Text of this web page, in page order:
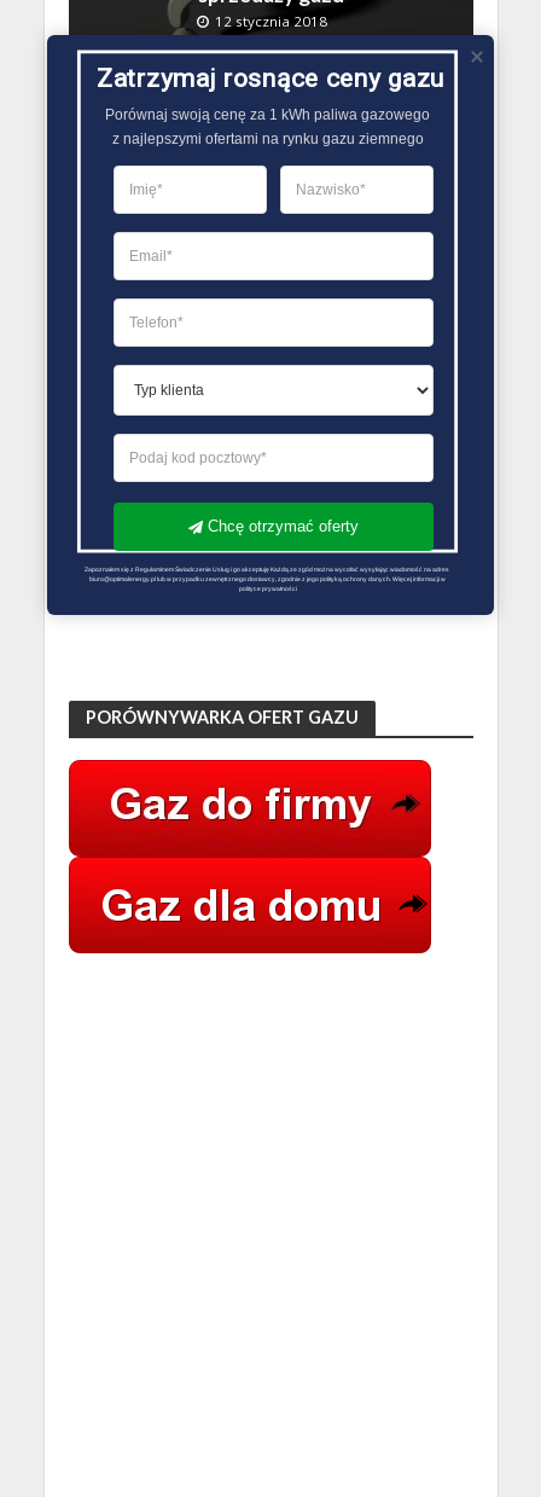
12 stycznia 2018
BEZ KATEGORII
Ile prądu zużywa dom?
12 stycznia 2018
Redakcja Zmiana Sprzedawcy Gazu
BEZ KATEGORII
12 lipca 2017
PORÓWNYWARKA OFERT GAZU
Zatrzymaj rosnące ceny gazu
Porównaj swoją cenę za 1 kWh paliwa gazowego
z najlepszymi ofertami na rynku gazu ziemnego
Chcę otrzymać oferty
Zapoznałem się z Regulaminem Świadczenie Usług i go akceptuję Każdą ze zgód można wycofać wysyłając wiadomość na adres
biuro@optimalenergy.pl lub w przypadku zewnętrznego dostawcy, zgodnie z jego polityką ochrony danych. Więcej informacji w
polityce prywatności